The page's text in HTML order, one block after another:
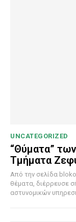
UNCATEGORIZED
“Θύματα”
Τμήματα
Από την σελίδα
θέματα, διέρρευσε
αστυνομικών